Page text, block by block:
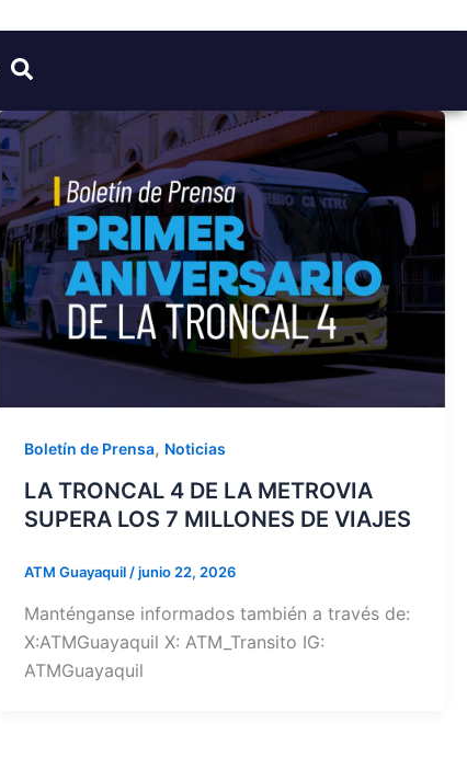
Boletín de Prensa, Noticias
LA TRONCAL 4 DE LA METROVIA
SUPERA LOS 7 MILLONES DE VIAJES
ATM Guayaquil /junio 22, 2026
Manténganse informados también a través de:
X:ATMGuayaquil X: ATM_Transito IG:
ATMGuayaquil